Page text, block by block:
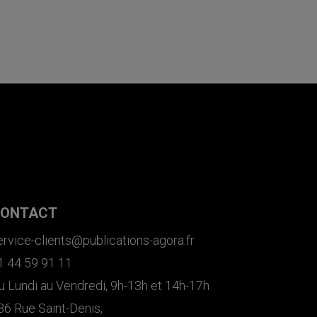
clients@publications-agora.fr
44 59 91 11
Lundi au Vendredi, 9h-13h et 14h-17h
Rue Saint-Denis,